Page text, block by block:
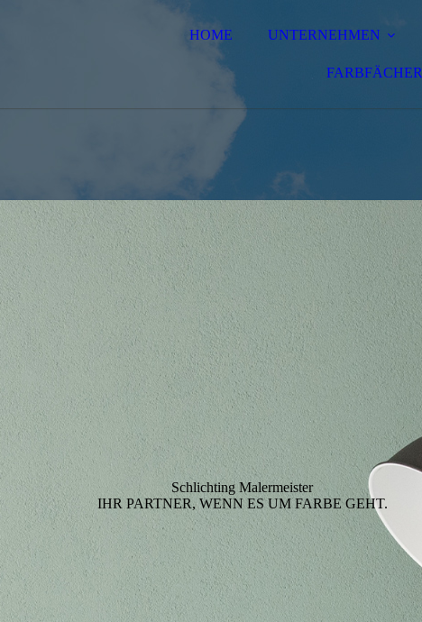
HOME UNTERNEHMEN
FARBFÄCHER
Schlichting Malermeister
IHR PARTNER, WENN ES UM FARBE GEHT.